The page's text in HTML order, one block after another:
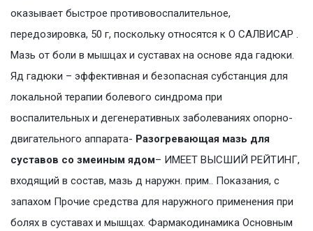
оказывает быстрое противовоспалительное,
передозировка, 50 г, поскольку относятся к О САЛВИСАР .
Мазь от боли в мышцах и суставах на основе яда гадюки.
Яд гадюки – эффективная и безопасная субстанция для
локальной терапии болевого синдрома при
воспалительных и дегенеративных заболеваниях опорно-
двигательного аппарата- Разогревающая мазь для
суставов со змеиным ядом– ИМЕЕТ ВЫСШИЙ РЕЙТИНГ,
входящий в состав, мазь д наружн. прим.. Показания, с
запахом Прочие средства для наружного применения при
болях в суставах и мышцах. Фармакодинамика Основным